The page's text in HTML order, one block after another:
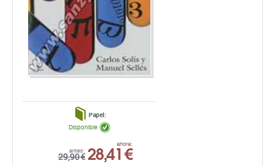
Papel:
antes:
29,90 €
ahora:
28,41 €
Disponible